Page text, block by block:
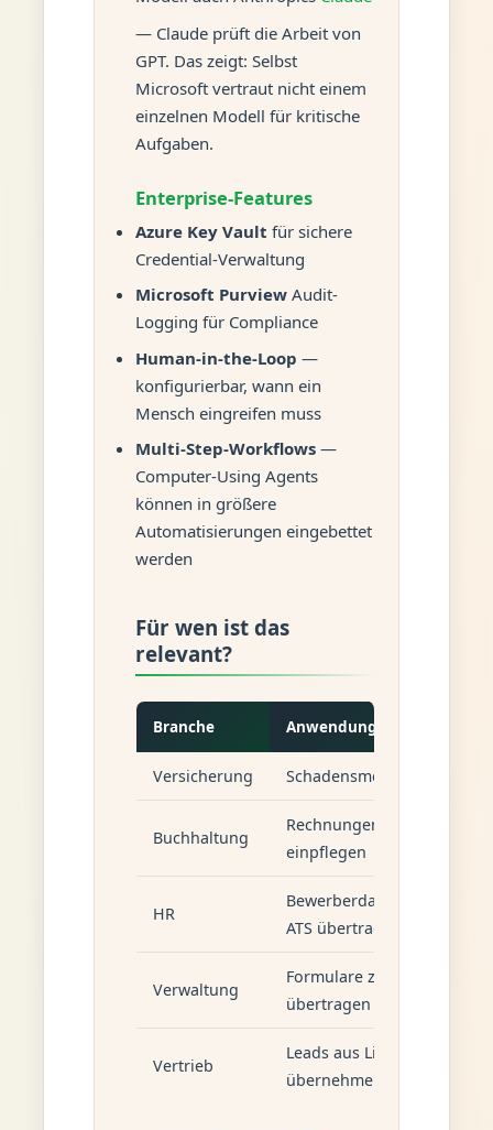
— Claude prüft die Arbeit von
GPT. Das zeigt: Selbst
Microsoft vertraut nicht einem
einzelnen Modell für kritische
Aufgaben.
Enterprise-Features
Azure Key Vault für sichere
Credential-Verwaltung
Microsoft Purview Audit-
Logging für Compliance
Human-in-the-Loop —
konfigurierbar, wann ein
Mensch eingreifen muss
Multi-Step-Workflows —
Computer-Using Agents
können in größere
Automatisierungen eingebettet
werden
Für wen ist das
relevant?
Branche Anwendungsfall
Versicherung Schadensmeldungen
Buchhaltung
Rechnungen in Legacy-
einpflegen
HR
Bewerberdaten aus E-
ATS übertragen
Verwaltung
Formulare zwischen
übertragen
Vertrieb
Leads aus LinkedIn in CRM
übernehmen